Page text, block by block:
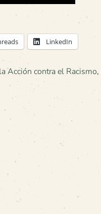
LinkedIn
Acción contra el Racismo,